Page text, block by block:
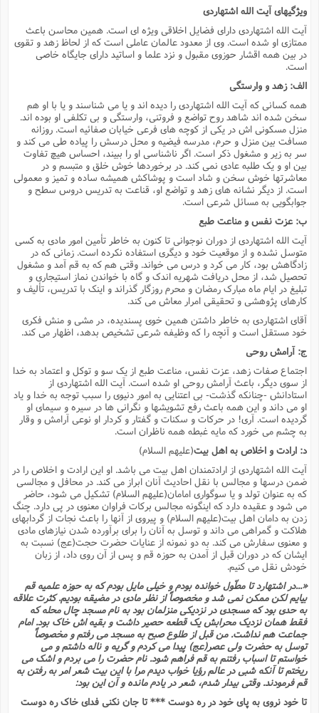
ویژگیهاى آیت الله اشتهاردى
آیت الله اشتهاردى داراى فضایل اخلاقى ویژه اى است. همین محاسن باعث
ممتازى او شده است. وى از معدود عالمان عاملى است که از لحاظ زهد و تقوى
در بین همه اقشار حوزوى مقبول و نزد علما و اساتید داراى جایگاه خاصى
است.
الف: زهد و وارستگى
همه کسانى که آیت الله اشتهاردى را دیده اند و یا مى شناسند و یا با او هم
سخن شده اند شاهد روح تواضع و فروتنى، وارستگى و بى تکلفى او بوده اند.
منزل مسکونى اش در یکى از کوچه هاى فرعى خیابان صفائیه است. روزانه
مسافت بین منزل و حرم، مدرسه فیضیه و محل درسش را پیاده طى مى کند و
سر به زیر و مشغول ذکر است. اگر ناشناسى او را ببیند، احساس هیچ تفاوت
بین او و یک طلبه عادى نمى کند. در برخوردها خوش خلق و متبسم و در
معاشرتها خوش سخن و شاد است و پوشاکش همیشه ساده و تمیز و معمولى
است. از دیگر نشانه هاى زهد و تواضع او، قناعت به تدریس دروس سطح و
جوابگویى به مسائل شرعى است.
ب: عزت نفس و مناعت طبع
آیت الله اشتهاردى از دوران نوجوانى تا کنون به خاطر تأمین امور مادى به کسى
متوسل نشده و از موقعیت خود و دیگرى استفاده نکرده است. زمانى که در
زادگاهش بود، کار مى کرد و درس مى خواند. وقتى هم که به قم آمد و مشغول
تحصیل شد، از محل دریافت شهریه اندک و گاه با خواندن نماز استیجارى و
تبلیغ در ایام ماه مبارک رمضان و محرم روزگار گذراند و اینک با تدریس، تألیف و
کارهاى پژوهشى و تحقیقى امرار معاش مى کند.
آقاى اشتهاردى به خاطر داشتن همین خوى پسندیده، در مشى و منش فکرى
خود مستقل است و آنچه را که وظیفه شرعى تشخیص بدهد، اظهار مى کند.
ج: آرامش روحى
اجتماع صفات زهد، عزت نفس، مناعت طبع از یک سو و توکل و اعتماد به خدا
از سوى دیگر، باعث آرامش روحى او شده است. آیت الله اشتهاردى از
استادانش -چنانکه گذشت- بى اعتنایى به امور دنیوى را سبب توجه به خدا و یاد
او مى داند و این همه باعث رفع تشویشها و نگرانى ها در سیره و سیماى او
گردیده است. آرى! در حرکات و سکنات و گفتار و کردار او نوعى آرامش و وقار
به چشم مى خورد که مایه غبطه همه ناظران است.
د: ارادت و اخلاص به اهل بیت(علیهم السلام)
آیت الله اشتهاردى از ارادتمندان اهل بیت مى باشد. او این ارادت و اخلاص را در
ضمن درسها و مجالس با نقل احادیث آنان ابراز مى کند. در محافل و مجالسى
که به عنوان تولد و یا سوگوارى امامان(علیهم السلام) تشکیل مى شود، حاضر
مى شود و عقیده دارد که اینگونه مجالس برکات فراوان معنوى در پى دارد. چنگ
زدن به دامان اهل بیت(علیهم السلام) و پیروى از آنها را باعث نجات از گردابهاى
هلاکت و گمراهى مى داند و توسل به آنان را براى برآورده شدن نیازهاى مادى
و معنوى سفارش مى کند. به دو نمونه از عنایات حضرت حجت(عج) نسبت به
ایشان که در دوران قبل از آمدن به حوزه قم و پس از آن روى داد، از زبان
خودش نقل مى کنیم.
«...در اشتهارد تا مطّول خوانده بودم و خیلى مایل بودم که به حوزه علمیه قم
بیایم لکن ممکن نمى شد و مخصوصاً از نظر مادى در مضیقه بودیم. کثرت علاقه
به حدى بود که مسجدى در نزدیکى منزلمان بود به نام مسجد چال محله که
فقط همان نزدیک محرابش یک قطعه حصیر داشت و بقیه اش خاک بود. امام
جماعت هم نداشت. من قبل از طلوع صبح به مسجد مى رفتم و مخصوصاً
توسل به حضرت ولى عصر(عج) پیدا مى کردم و گریه و ناله داشتم و مى
خواستم تا اسباب رفتنم به قم فراهم شود. نام حضرت را مى بردم و اشک مى
ریختم تا آنکه شبى در عالم رؤیا خواب دیدم مرا با این بیت شعر امر به رفتن به
قم فرمودند. وقتى بیدار شدم، شعر در یادم مانده و آن این بود:
تا خود نروى به پاى خود در ره دوست *** تا جان نکنى فداى خاک ره دوست